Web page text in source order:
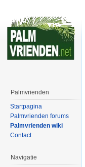
Palmvrienden
Startpagina
Palmvrienden forums
Palmvrienden wiki
Contact
Navigatie